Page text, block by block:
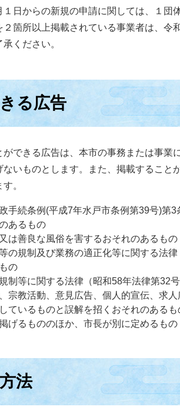
日からの新規の申請に関しては、１団
２箇所以上掲載されている事業者は、令
ください。
る広告
できる広告は、本市の事務または事業
ないものとします。また、掲載すること
。
手続条例(平成7年水戸市条例第39号)第
あるもの
は善良な風俗を害するおそれのあるもの
の規制及び業務の適正化等に関する法
の
制等に関する法律（昭和58年法律第32
宗教活動、意見広告、個人的宣伝、求
ているものと誤解を招くおそれのあるも
げるもののほか、市長が別に定めるもの
法